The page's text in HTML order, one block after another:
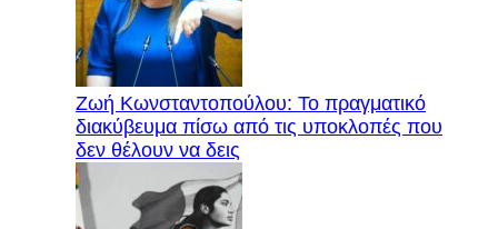
Ζωή Κωνσταντοπούλου: Το πραγματικό
διακύβευμα πίσω από τις υποκλοπές που
δεν θέλουν να δεις